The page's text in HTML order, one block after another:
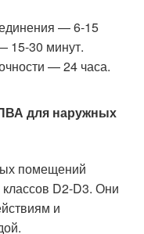
— 6-15
15-30 минут.
— 24 часа.
для наружных
помещений
D2-D3. Они
и